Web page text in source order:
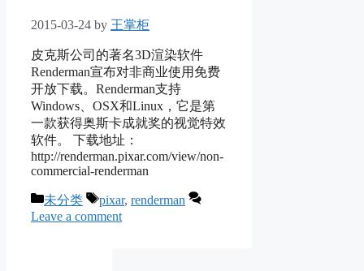
2015-03-24 by 王掌柜
皮克斯公司的著名3D渲染软件
Renderman宣布对非商业使用免费
开放下载。Renderman支持
Windows、OSX和Linux，它是第
一款获得奥斯卡成就奖的视觉特效
软件。 下载地址：
http://renderman.pixar.com/view/non-
commercial-renderman
Categories
未分类 Tags
pixar, renderman
Leave a comment